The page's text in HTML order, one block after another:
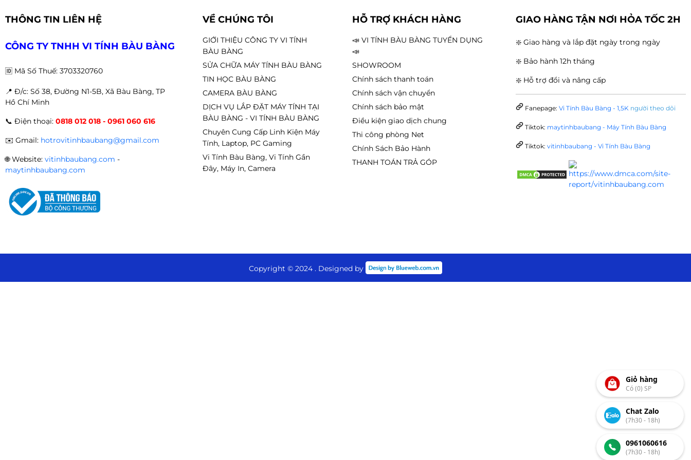
Hỗ trợ CPU
Intel: LGA 115x / 1200 / 1700
Phù hợp sử dụng
✔ PC gaming hiệu năng cao
✔ CPU Ryzen 5 / Ryzen 7 / Core i5 / i7
✔ Build PC ARGB + màn hình LCD
✔ Case hỗ trợ radiator 240mm
THÔNG TIN LIÊN HỆ
CÔNG TY TNHH VI TÍNH BÀU BÀNG
🆔 Mã Số Thuế: 3703320760
📍 Đ/c: Số 38, Đường N1-5B, Xã Bàu Bàng, TP
Hồ Chí Minh
📞 Điện thoại: 0818 012 018 - 0961 060 616
✉️ Gmail: hotrovitinhbaubang@gmail.com
🌐Website: vitinhbaubang.com -
maytinhbaubang.com
VỀ CHÚNG TÔI
GIỚI THIỆU CÔNG TY VI TÍNH
BÀU BÀNG
SỬA CHỮA MÁY TÍNH BÀU BÀNG
TIN HỌC BÀU BÀNG
CAMERA BÀU BÀNG
DỊCH VỤ LẮP ĐẶT MÁY TÍNH TẠI
BÀU BÀNG - VI TÍNH BÀU BÀNG
Chuyên Cung Cấp Linh Kiện Máy
Tính, Laptop, PC Gaming
Vi Tính Bàu Bàng, Vi Tính Gần
Đây, Máy In, Camera
HỖ TRỢ KHÁCH HÀNG
📣 VI TÍNH BÀU BÀNG TUYỂN DỤNG
📣
SHOWROOM
Chính sách thanh toán
Chính sách vận chuyển
Chính sách bảo mật
Điều kiện giao dịch chung
Thi công phòng Net
Chính Sách Bảo Hành
THANH TOÁN TRẢ GÓP
GIAO HÀNG TẬN NƠI HỎA TỐC 2H
❇️ Giao hàng và lắp đặt ngày trong ngày
❇️ Bảo hành 12h tháng
❇️ Hỗ trợ đổi và nâng cấp
Fanepage: Vi Tính Bàu Bàng - 1,5K người theo dõi
Tiktok: maytinhbaubang - Máy Tính Bàu Bàng
Tiktok: vitinhbaubang - Vi Tính Bàu Bàng
Copyright © 2024 . Designed by
Giỏ hàng
Có (0) SP
Chat Zalo
(7h30 - 18h)
0961060616
(7h30 - 18h)